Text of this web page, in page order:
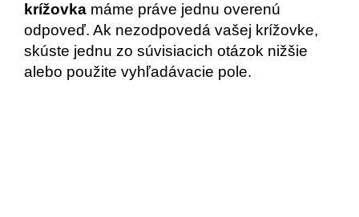
krížovka máme práve jednu overenú
odpoveď. Ak nezodpovedá vašej krížovke,
skúste jednu zo súvisiacich otázok nižšie
alebo použite vyhľadávacie pole.